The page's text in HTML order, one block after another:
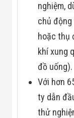
nghiệm,
chủ
hoặc thụ
khí xung
đồ uống).
Với hơn
ty dẫn
thử